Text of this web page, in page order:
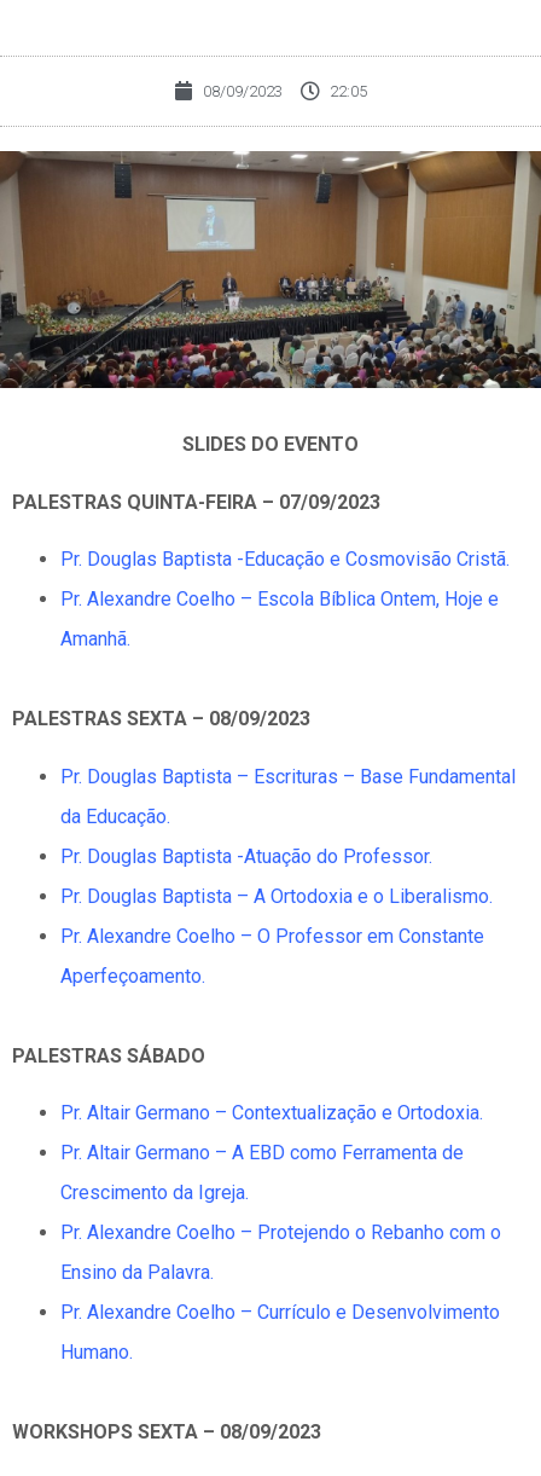
08/09/2023 22:05
SLIDES DO EVENTO
PALESTRAS QUINTA-FEIRA – 07/09/2023
Pr. Douglas Baptista -Educação e Cosmovisão Cristã.
Pr. Alexandre Coelho – Escola Bíblica Ontem, Hoje e
Amanhã.
PALESTRAS SEXTA – 08/09/2023
Pr. Douglas Baptista – Escrituras – Base Fundamental
da Educação.
Pr. Douglas Baptista -Atuação do Professor.
Pr. Douglas Baptista – A Ortodoxia e o Liberalismo.
Pr. Alexandre Coelho – O Professor em Constante
Aperfeçoamento.
PALESTRAS SÁBADO
Pr. Altair Germano – Contextualização e Ortodoxia.
Pr. Altair Germano – A EBD como Ferramenta de
Crescimento da Igreja.
Pr. Alexandre Coelho – Protejendo o Rebanho com o
Ensino da Palavra.
Pr. Alexandre Coelho – Currículo e Desenvolvimento
Humano.
WORKSHOPS SEXTA – 08/09/2023